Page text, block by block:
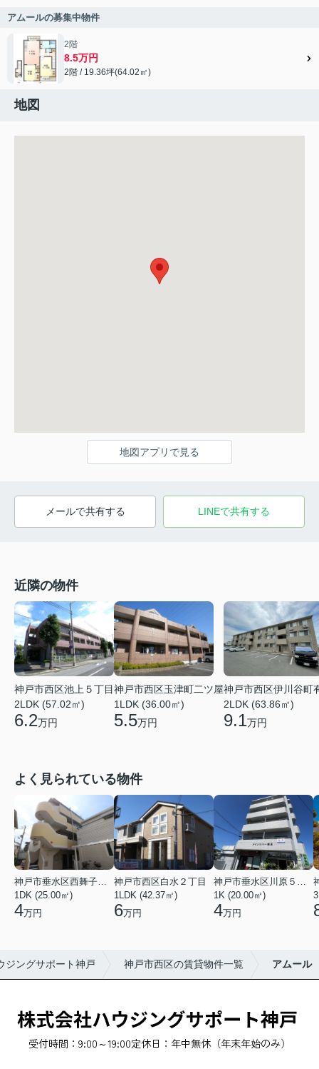
アムールの募集中物件
2階
8.5万円
2階 / 19.36坪(64.02㎡)
地図
地図アプリで見る
メールで共有する LINEで共有する
近隣の物件
神戸市西区池上５丁目
2LDK (57.02㎡)
6.2万円
神戸市西区玉津町二ツ屋
1LDK (36.00㎡)
5.5万円
神戸市西区伊川谷町
2LDK (63.86㎡)
9.1万円
よく見られている物件
神戸市垂水区西舞子２丁目
1DK (25.00㎡)
4万円
神戸市西区白水２丁目
1LDK (42.37㎡)
6万円
神戸市垂水区川原５丁目
1K (20.00㎡)
4万円
ジングサポート神戸 神戸市西区の賃貸物件一覧 アムール
受付時間：9:00～19:00定休日：年中無休（年末年始のみ）